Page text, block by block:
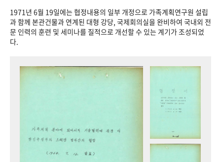
VR 역사관
1971년 6월 19일에는 협정내용의 일부 개정으로 가족계획연구원 설립
과 함께 본관건물과 연계된 대형 강당, 국제회의실을 완비하여 국내외 전
문 인력의 훈련 및 세미나를 질적으로 개선할 수 있는 계기가 조성되었
다.